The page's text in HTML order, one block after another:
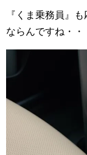
『くま乗務員』
ならんですね・・